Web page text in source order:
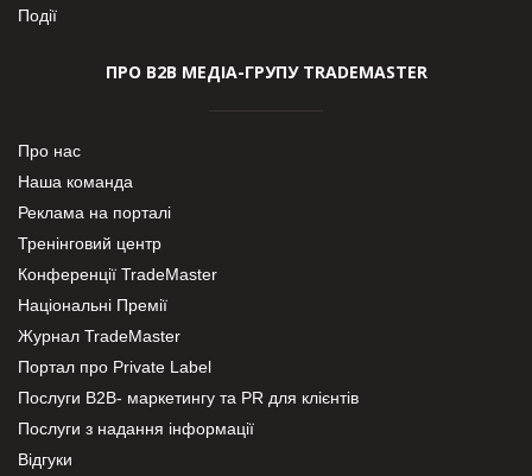
Події
ПРО В2В МЕДІА-ГРУПУ TRADEMASTER
Про нас
Наша команда
Реклама на порталі
Тренінговий центр
Конференції TradeMaster
Національні Премії
Журнал TradeMaster
Портал про Private Label
Послуги В2В- маркетингу та PR для клієнтів
Послуги з надання інформації
Відгуки